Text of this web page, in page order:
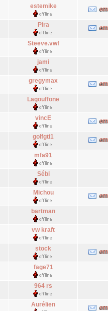
estemike
Pira
Steeve.vwf
jami
gregymax
Lagouffone
vincE
golfgti1
mfa91
Sébi
Michou
bartman
vw kraft
stock
fage71
964 rs
Aurélien